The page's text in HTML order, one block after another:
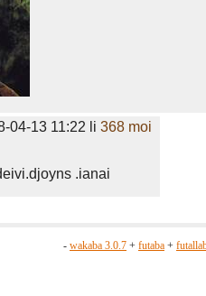
04-13 11:22 li 368 moi
.ianai
- wakaba 3.0.7 + futaba +